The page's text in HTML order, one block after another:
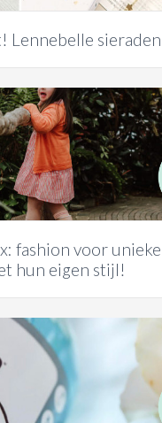
Lennebelle sieraden
fashion voor
hun eigen stijl!